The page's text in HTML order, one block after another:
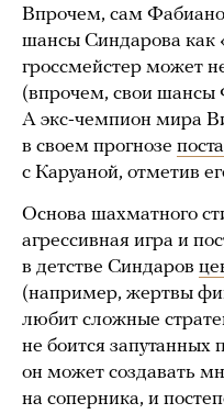
Впрочем, сам
шансы Синдарова как
гроссмейстер может
(впрочем, свои
А экс-чемпион мира
в своем прогнозе
с Каруаной, отметив
Основа шахматного
агрессивная игра и
в детстве Синдаров
(например, жертвы
любит сложные
не боится запутанных
он может создавать
на соперника, и